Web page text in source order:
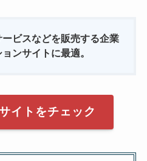
ビスなどを販売する企業
ンサイトに最適。
イトをチェック